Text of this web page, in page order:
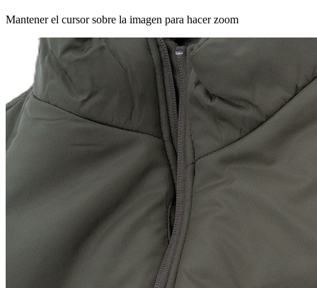
Mantener el cursor sobre la imagen para hacer zoom